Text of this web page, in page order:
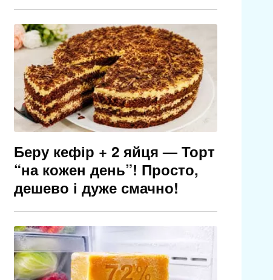
Беру кефір + 2 яйця — Торт
“на кожен день”! Просто,
дешево і дуже смачно!